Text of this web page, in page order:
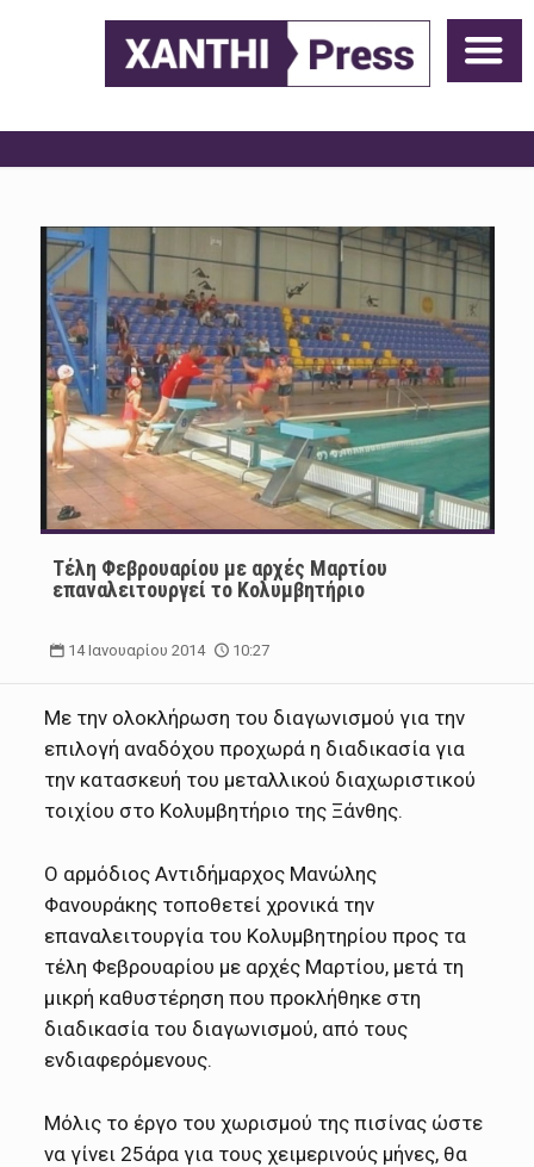
Τέλη Φεβρουαρίου με αρχές Μαρτίου
επαναλειτουργεί το Κολυμβητήριο
14 Ιανουαρίου 2014 10:27
Με την ολοκλήρωση του διαγωνισμού για την
επιλογή αναδόχου προχωρά η διαδικασία για
την κατασκευή του μεταλλικού διαχωριστικού
τοιχίου στο Κολυμβητήριο της Ξάνθης.
Ο αρμόδιος Αντιδήμαρχος Μανώλης
Φανουράκης τοποθετεί χρονικά την
επαναλειτουργία του Κολυμβητηρίου προς τα
τέλη Φεβρουαρίου με αρχές Μαρτίου, μετά τη
μικρή καθυστέρηση που προκλήθηκε στη
διαδικασία του διαγωνισμού, από τους
ενδιαφερόμενους.
Μόλις το έργο του χωρισμού της πισίνας ώστε
να γίνει 25άρα για τους χειμερινούς μήνες, θα